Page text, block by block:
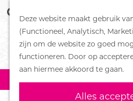
Deze website maakt gebruik
(Functioneel, Analytisch,
zijn om de website zo goed
functioneren. Door op
aan hiermee akkoord te gaan.
Alles
r
o
e
k
e
n
M
e
n
u
DORPEN
Bennekom
De Klomp
Deelen
a
o